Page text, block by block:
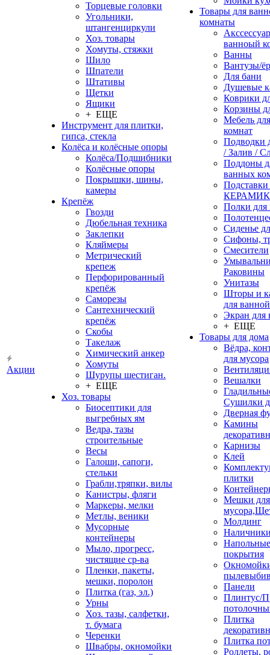
Акции
Торцевые головки
Угольники,
штангенциркули
Хоз. товары
Хомуты, стяжки
Шило
Шпатели
Штативы
Щетки
Ящики
+ ЕЩЕ
Инструмент для плитки,
гипса, стекла
Колёса и колёсные опоры
Колёса/Подшибники
Колёсные опоры
Покрышки, шины,
камеры
Крепёж
Гвозди
Дюбельная техника
Заклепки
Кляймеры
Метрический
крепеж
Перфорированный
крепёж
Саморезы
Сантехнический
крепёж
Скобы
Такелаж
Химический анкер
Хомуты
Шурупы шестиган.
+ ЕЩЕ
Хоз. товары
Биосептики для
выгребных ям
Ведра, тазы
строительные
Весы
Галоши, сапоги,
стельки
Грабли,тряпки, вилы
Канистры, фляги
Маркеры, мелки
Метлы, веники
Мусорные
контейнеры
Мыло, прогресс,
чистящие ср-ва
Пленки, пакеты,
мешки, поролон
Плитка (газ, эл.)
Урны
Хоз. тазы, салфетки,
т. бумага
Черенки
Швабры, окномойки
Товары для
комнаты
ванноый
Ванны
Вантузы/
Для бани
Душевые
Коврики
Корзины
Мебель
комнат
Подводки
/ Залив /
Поддоны
ванных
Полки для
Сиденье
Сифоны,
Смесители
Раковины
Унитазы
Шторы и
для ванной
Экран для
+ ЕЩЕ
Товары для дома
Вёдра,
для мусора
Вешалки
Сушилки
Дверная
Камины
Карнизы
Клей
плитки
Мешки для
Молдинг
Напольные
покрытия
Панели
Плинтус/
Плитка
Плитка
Роллеты,